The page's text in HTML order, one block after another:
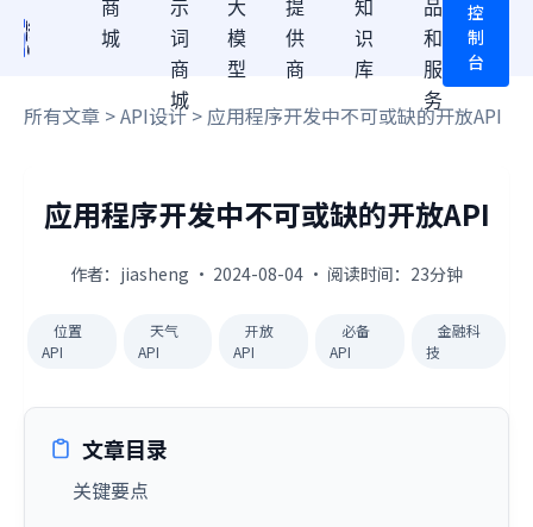
商
城
示
词
商
城
大
模
型
提
供
商
知
识
库
品
和
服
务
控
制
台
所有文章 >API设计> 应用程序开发中不可或缺的开放API
应用程序开发中不可或缺的开放API
作者：jiasheng · 2024-08-04 · 阅读时间：23分钟
位置
API
天气
API
开放
API
必备
API
金融科
技
文章目录
关键要点